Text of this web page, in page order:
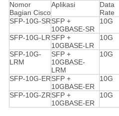
Nomor
Bagian Cisco
Aplikasi
Data
Rate
SFP-10G-SRSFP +
10GBASE-SR
10G
SFP-10G-LRSFP +
10GBASE-LR
10G
SFP-10G-
LRM
SFP +
10GBASE-
LRM
10G
SFP-10G-ERSFP +
10GBASE-ER
10G
SFP-10G-ZRSFP +
10GBASE-ER
10G